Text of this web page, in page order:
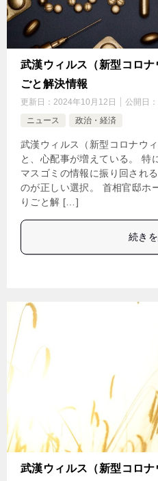
武漢ウィルス（新型コロ
ごと解決情報
更新日： 2024年10月12日 公開日：
ニュース
政治・経済
武漢ウィルス（新型コロナウ
と、心配事が増えている。 特
マスゴミの情報に振り回され
のが正しい選択。 首相官邸ホ
りごと解 […]
続き
武漢ウィルス（新型コロ